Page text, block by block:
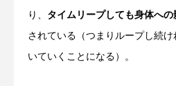
り、 タイムリープしても身体への
されている（つまりループし続
いていくことになる）。